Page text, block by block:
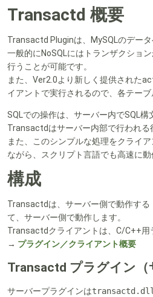
Transactd 概要
Transactd Pluginは、MySQLのデー
一般的にNoSQLにはトランザクショ
行うことが可能です。
また、Ver2.0より新しく提供された
イアントで実行されるので、各テー
SQLでの操作は、サーバー内でSQL
Transactdはサーバー内部で行われる
また、このシンプルな処理をクライ
ながら、スクリプト言語でも高速に
構成
Transactdは、サーバー側で動作する
て、サーバー側で動作します。
Transactdクライアントは、C/C++用
→ プラグイン／クライアント概要
Transactd プラグイン（
サーバープラグインは